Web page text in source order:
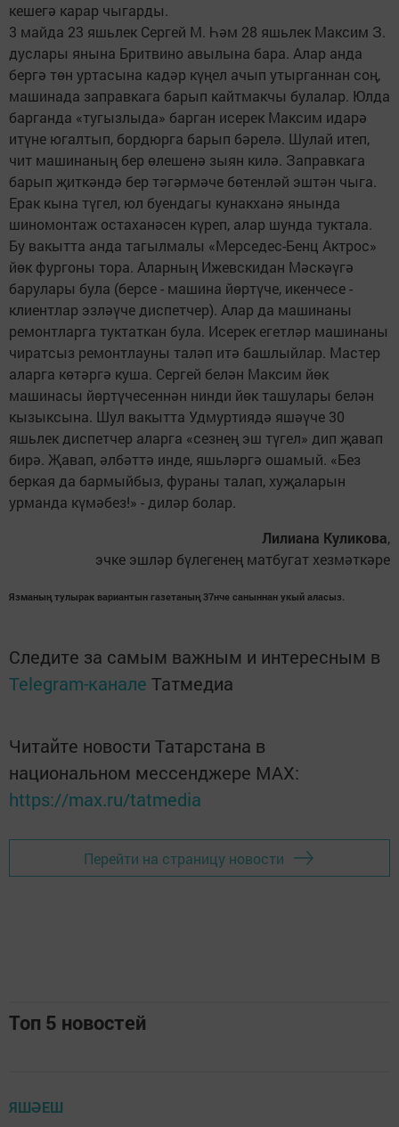
кешегә карар чыгарды.
3 майда 23 яшьлек Сергей М. Һәм 28 яшьлек Максим З.
дуслары янына Бритвино авылына бара. Алар анда
бергә төн уртасына кадәр күңел ачып утырганнан соң,
машинада заправкага барып кайт­макчы булалар. Юлда
барганда «тугызлыда» барган исерек Максим идарә
итүне югалтып, бордюрга барып бәрелә. Шулай итеп,
чит машинаның бер өлешенә зыян килә. Заправкага
барып җиткәндә бер тәгәрмәче бөтенләй эштән чыга.
Ерак кына түгел, юл буендагы кунакханә янында
шиномонтаж остаханәсен күреп, алар шунда туктала.
Бу вакытта анда тагылмалы «Мерседес-Бенц Актрос»
йөк фургоны тора. Аларның Ижевскидан Мәскәүгә
барулары була (берсе - машина йөртүче, икенчесе -
клиентлар эзләүче диспетчер). Алар да машинаны
ремонтларга туктаткан була. Исерек егетләр машинаны
чиратсыз ремонтлауны таләп итә башлыйлар. Мастер
аларга көтәргә куша. Сергей белән Максим йөк
машинасы йөртүчесеннән нинди йөк ташулары белән
кызыксына. Шул вакытта Удмуртиядә яшәүче 30
яшьлек диспетчер аларга «сезнең эш түгел» дип җавап
бирә. Җавап, әлбәттә инде, яшьләргә ошамый. «Без
беркая да бармыйбыз, фураны талап, хуҗаларын
урманда күмәбез!» - диләр болар.
Лилиана Куликова,
эчке эшләр бүлегенең матбугат хезмәткәре
Язманың тулырак вариантын газетаның 37нче саныннан укый аласыз.
Следите за самым важным и интересным в
Telegram-канале Татмедиа
Читайте новости Татарстана в
национальном мессенджере MАХ:
https://max.ru/tatmedia
Перейти на страницу новости
Топ 5 новостей
ЯШӘЕШ